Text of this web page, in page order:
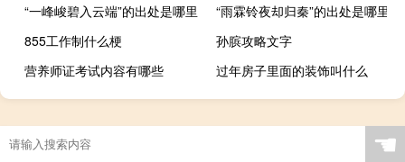
“一峰峻碧入云端”的出处是哪里
“雨霖铃夜却归秦”的出处是哪里
855工作制什么梗
孙膑攻略文字
营养师证考试内容有哪些
过年房子里面的装饰叫什么
☚